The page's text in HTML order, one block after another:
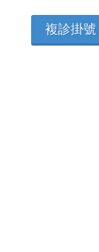
複診掛號